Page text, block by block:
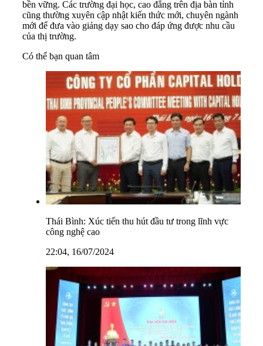
bền vững. Các trường đại học, cao đẳng trên địa bàn tỉnh
cũng thường xuyên cập nhật kiến thức mới, chuyên ngành
mới để đưa vào giảng dạy sao cho đáp ứng được nhu cầu
của thị trường.
Có thể bạn quan tâm
Thái Bình: Xúc tiến thu hút đầu tư trong lĩnh vực
công nghệ cao
22:04, 16/07/2024